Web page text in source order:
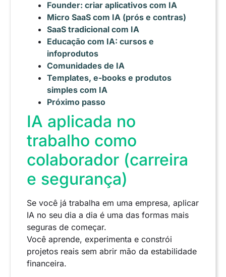
Founder: criar aplicativos com IA
Micro SaaS com IA (prós e contras)
SaaS tradicional com IA
Educação com IA: cursos e
infoprodutos
Comunidades de IA
Templates, e-books e produtos
simples com IA
Próximo passo
IA aplicada no
trabalho como
colaborador (carreira
e segurança)
Se você já trabalha em uma empresa, aplicar
IA no seu dia a dia é uma das formas mais
seguras de começar.
Você aprende, experimenta e constrói
projetos reais sem abrir mão da estabilidade
financeira.